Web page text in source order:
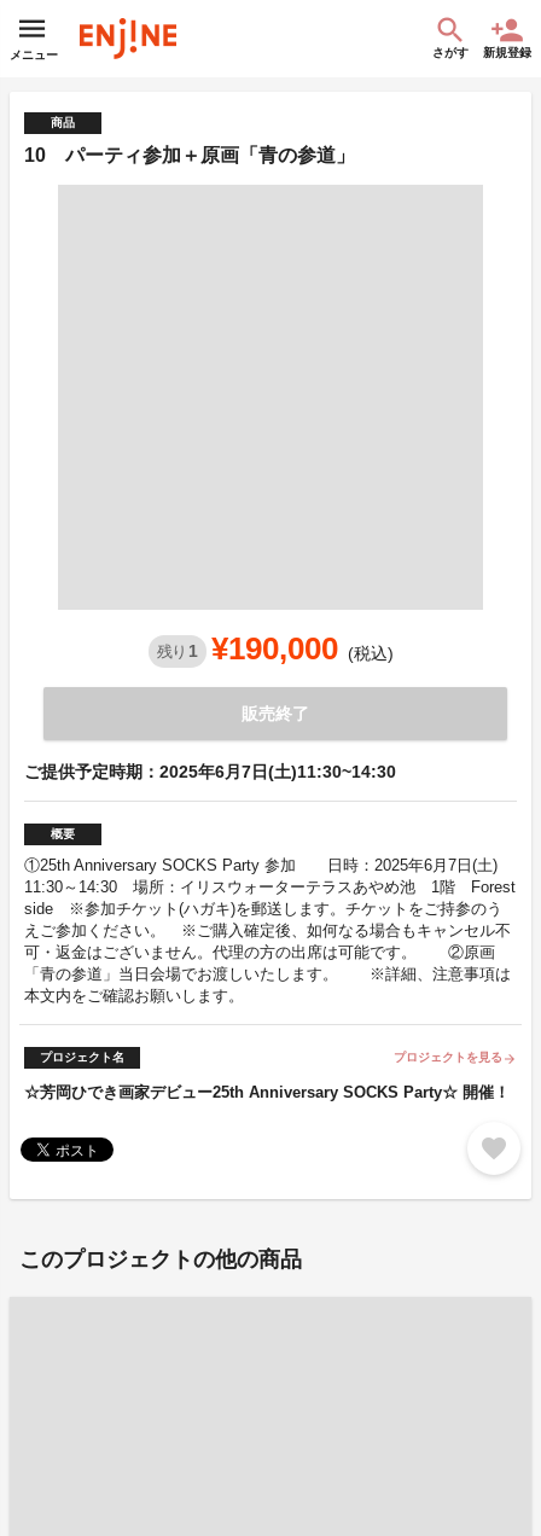
メニュー さがす 新規登録
商品
10 パーティ参加＋原画「青の参道」
残り 1 ¥190,000 (税込)
販売終了
ご提供予定時期：2025年6月7日(土)11:30~14:30
概要
①25th Anniversary SOCKS Party 参加 日時：2025年6月7日(土)
11:30～14:30 場所：イリスウォーターテラスあやめ池 1階 Forest
side ※参加チケット(ハガキ)を郵送します。チケットをご持参のう
えご参加ください。 ※ご購入確定後、如何なる場合もキャンセル不
可・返金はございません。代理の方の出席は可能です。 ②原画
「青の参道」当日会場でお渡しいたします。 ※詳細、注意事項は
本文内をご確認お願いします。
プロジェクト名 プロジェクトを見る arrow_forward
☆芳岡ひでき画家デビュー25th Anniversary SOCKS Party☆ 開催！
favorite
このプロジェクトの他の商品